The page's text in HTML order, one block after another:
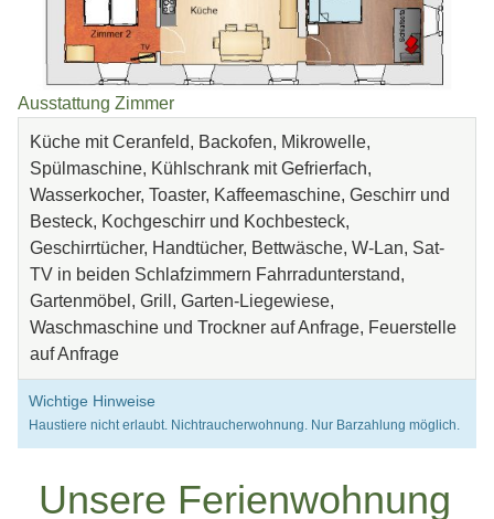
Ausstattung Zimmer
Küche mit Ceranfeld, Backofen, Mikrowelle,
Spülmaschine, Kühlschrank mit Gefrierfach,
Wasserkocher, Toaster, Kaffeemaschine, Geschirr und
Besteck, Kochgeschirr und Kochbesteck,
Geschirrtücher, Handtücher, Bettwäsche, W-Lan, Sat-
TV in beiden Schlafzimmern Fahrradunterstand,
Gartenmöbel, Grill, Garten-Liegewiese,
Waschmaschine und Trockner auf Anfrage, Feuerstelle
auf Anfrage
Wichtige Hinweise
Haustiere nicht erlaubt. Nichtraucherwohnung. Nur Barzahlung möglich.
Unsere Ferienwohnung